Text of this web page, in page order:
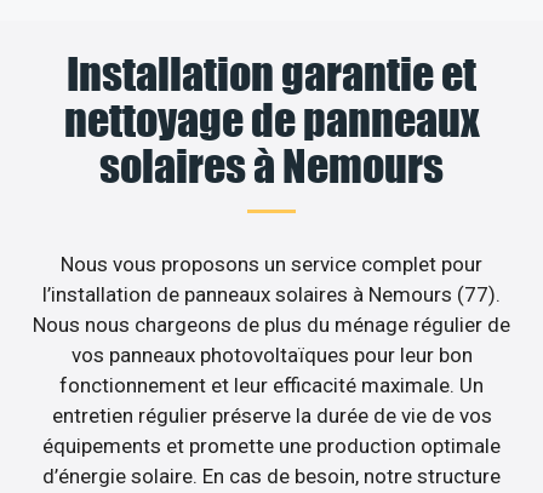
Installation garantie et
nettoyage de panneaux
solaires à Nemours
Nous vous proposons un service complet pour
l’installation de panneaux solaires à Nemours (77).
Nous nous chargeons de plus du ménage régulier de
vos panneaux photovoltaïques pour leur bon
fonctionnement et leur efficacité maximale. Un
entretien régulier préserve la durée de vie de vos
équipements et promette une production optimale
d’énergie solaire. En cas de besoin, notre structure